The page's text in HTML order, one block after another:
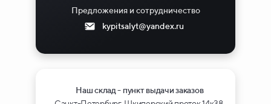
Предложения и сотрудничество
kypitsalyt@yandex.ru
Наш склад - пункт выдачи заказов